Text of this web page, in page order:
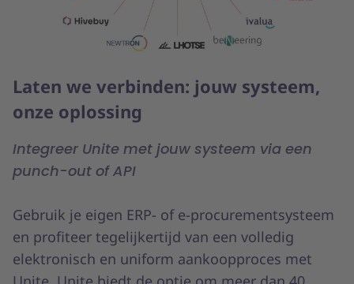
Laten we verbinden: jouw systeem,
onze oplossing
Integreer Unite met jouw systeem via een
punch-out of API
Gebruik je eigen ERP- of e-procurementsysteem
en profiteer tegelijkertijd van een volledig
elektronisch en uniform aankoopproces met